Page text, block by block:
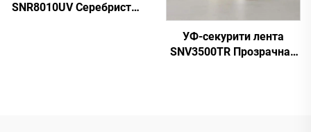
SNR8010UV Серебристая
УФ-секурити лента
SNV3500TR Прозрачная